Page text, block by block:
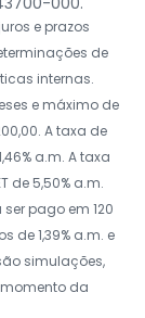
e prazos
de
internas.
e máximo de
A taxa de
a.m. A taxa
de 5,50% a.m.
pago em 120
de 1,39% a.m. e
simulações,
da